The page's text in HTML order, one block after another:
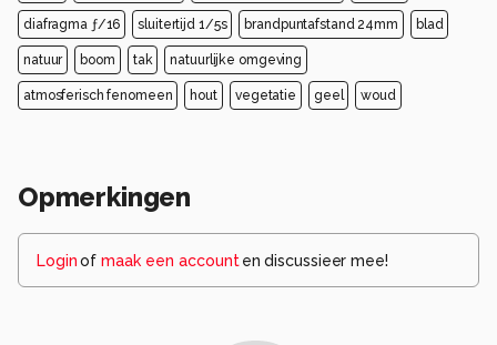
diafragma ƒ/16 sluitertijd 1/5s brandpuntafstand 24mm blad
natuur boom tak natuurlijke omgeving
atmosferisch fenomeen hout vegetatie geel woud
Opmerkingen
Loginof maak een account en discussieer mee!